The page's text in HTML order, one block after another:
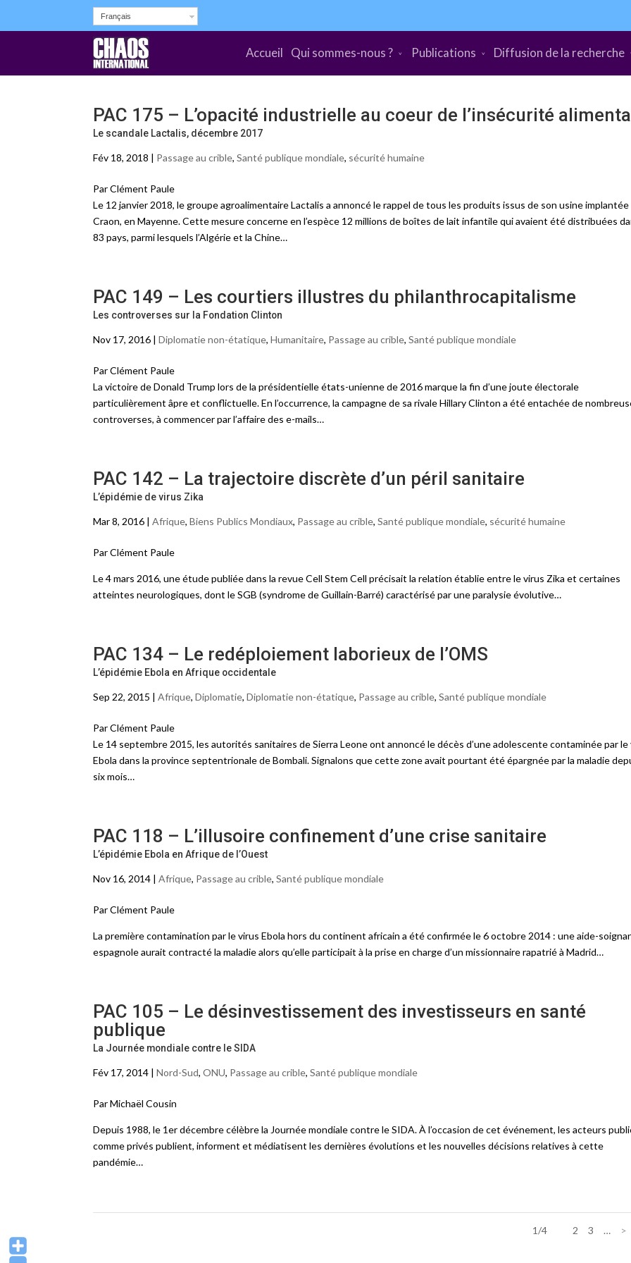
Français
Accueil Qui sommes-nous ? Publications Diffusion de la recherche
PAC 175 – L’opacité industrielle au coeur de l’insécurité
Le scandale Lactalis, décembre 2017
Fév 18, 2018 | Passage au crible, Santé publique mondiale, sécurité humaine
Par Clément Paule
Le 12 janvier 2018, le groupe agroalimentaire Lactalis a annoncé le rappel de tous les produits issus de son usine implantée
Craon, en Mayenne. Cette mesure concerne en l’espèce 12 millions de boîtes de lait infantile qui avaient été distribuées
83 pays, parmi lesquels l’Algérie et la Chine…
PAC 149 – Les courtiers illustres du philanthrocapitalisme
Les controverses sur la Fondation Clinton
Nov 17, 2016 | Diplomatie non-étatique, Humanitaire, Passage au crible, Santé publique mondiale
Par Clément Paule
La victoire de Donald Trump lors de la présidentielle états-unienne de 2016 marque la fin d’une joute électorale
particulièrement âpre et conflictuelle. En l’occurrence, la campagne de sa rivale Hillary Clinton a été entachée de
controverses, à commencer par l’affaire des e-mails…
PAC 142 – La trajectoire discrète d’un péril sanitaire
L’épidémie de virus Zika
Mar 8, 2016 | Afrique, Biens Publics Mondiaux, Passage au crible, Santé publique mondiale, sécurité humaine
Par Clément Paule
Le 4 mars 2016, une étude publiée dans la revue Cell Stem Cell précisait la relation établie entre le virus Zika et certaines
atteintes neurologiques, dont le SGB (syndrome de Guillain-Barré) caractérisé par une paralysie évolutive…
PAC 134 – Le redéploiement laborieux de l’OMS
L’épidémie Ebola en Afrique occidentale
Sep 22, 2015 | Afrique, Diplomatie, Diplomatie non-étatique, Passage au crible, Santé publique mondiale
Par Clément Paule
Le 14 septembre 2015, les autorités sanitaires de Sierra Leone ont annoncé le décès d’une adolescente contaminée par le
Ebola dans la province septentrionale de Bombali. Signalons que cette zone avait pourtant été épargnée par la maladie
six mois…
PAC 118 – L’illusoire confinement d’une crise sanitaire
L’épidémie Ebola en Afrique de l’Ouest
Nov 16, 2014 | Afrique, Passage au crible, Santé publique mondiale
Par Clément Paule
La première contamination par le virus Ebola hors du continent africain a été confirmée le 6 octobre 2014 : une aide-
espagnole aurait contracté la maladie alors qu’elle participait à la prise en charge d’un missionnaire rapatrié à Madrid…
PAC 105 – Le désinvestissement des investisseurs en santé
publique
La Journée mondiale contre le SIDA
Fév 17, 2014 | Nord-Sud, ONU, Passage au crible, Santé publique mondiale
Par Michaël Cousin
Depuis 1988, le 1er décembre célèbre la Journée mondiale contre le SIDA. À l’occasion de cet événement, les acteurs
comme privés publient, informent et médiatisent les dernières évolutions et les nouvelles décisions relatives à cette
pandémie…
1/4 2 3 … >